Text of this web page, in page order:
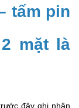
tấm pin
mặt là
đây ghi nhận